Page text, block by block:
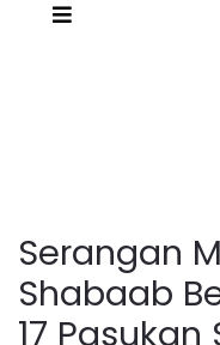
Serangan
Shabaab
17